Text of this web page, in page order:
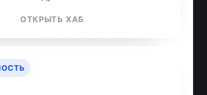
ОТКРЫТЬ ХАБ